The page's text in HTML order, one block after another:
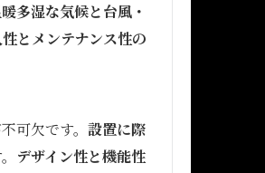
多湿な気候と台風・
とメンテナンス性の
可欠です。 設置に際
デザイン性と機能性